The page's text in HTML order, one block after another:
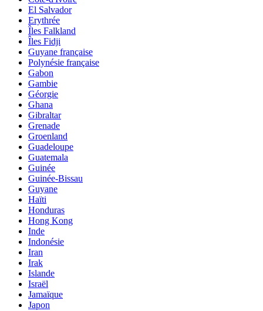
El Salvador
Erythrée
Îles Falkland
Îles Fidji
Guyane française
Polynésie française
Gabon
Gambie
Géorgie
Ghana
Gibraltar
Grenade
Groenland
Guadeloupe
Guatemala
Guinée
Guinée-Bissau
Guyane
Haïti
Honduras
Hong Kong
Inde
Indonésie
Iran
Irak
Islande
Israël
Jamaïque
Japon